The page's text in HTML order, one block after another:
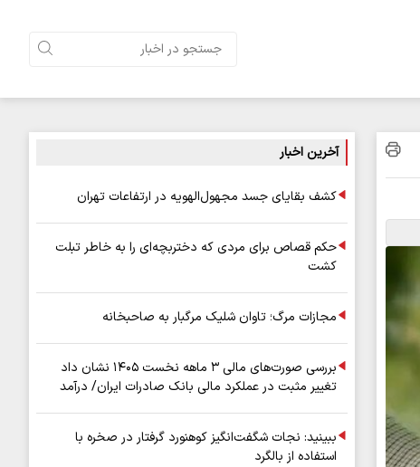
آخرین اخبار
کشف بقایای جسد مجهول‌الهویه در ارتفاعات تهران
حکم قصاص برای مردی که دختربچه‌ای را به خاطر تبلت
کشت
مجازات مرگ؛ تاوان شلیک مرگبار به صاحبخانه
بررسی صورت‌های مالی ۳ ماهه نخست ۱۴۰۵ نشان داد
تغییر مثبت در عملکرد مالی بانک صادرات ایران/ درآمد
ببینید: نجات شگفت‌انگیز کوهنورد گرفتار در صخره با
استفاده از بالگرد